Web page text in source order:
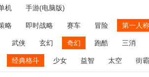
机 手游(电脑版)
略 即时战略 赛车 冒险 第一人
牌类
麻将 网络游戏 弹幕射击
武侠 玄幻 奇幻 跑酷 三消
经典格斗 少女 益智 太空 街霸